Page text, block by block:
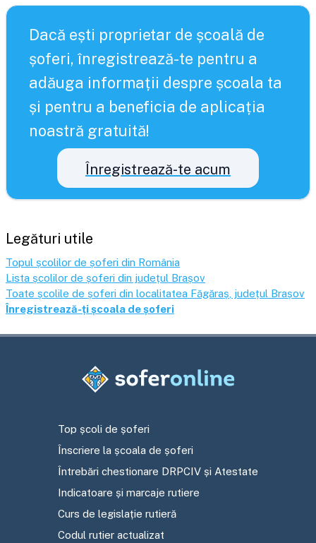
Dacă ești proprietar de școală de
șoferi, înregistrează-te pentru a
adăuga informații despre școala ta
și pentru a beneficia de aplicația
noastră gratuită!
Înregistrează-te acum
Legături utile
Topul școlilor de șoferi din România
Lista școlilor de șoferi din județul Brașov
Toate școlile de șoferi din localitatea Făgăraș , județul Brașov
Înregistrează-ți școala de șoferi
Top școli de șoferi
Înscriere la școala de șoferi
Întrebări chestionare DRPCIV și Atestate
Indicatoare și marcaje rutiere
Curs de legislație rutieră
Codul rutier actualizat